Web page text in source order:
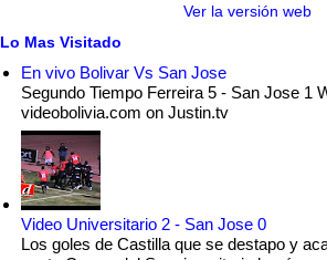
Ver la versión web
Lo Mas Visitado
En vivo Bolivar Vs San Jose
Segundo Tiempo Ferreira 5 - San Jose 1
videobolivia.com on Justin.tv
Video Universitario 2 - San Jose 0
Los goles de Castilla que se destapo y